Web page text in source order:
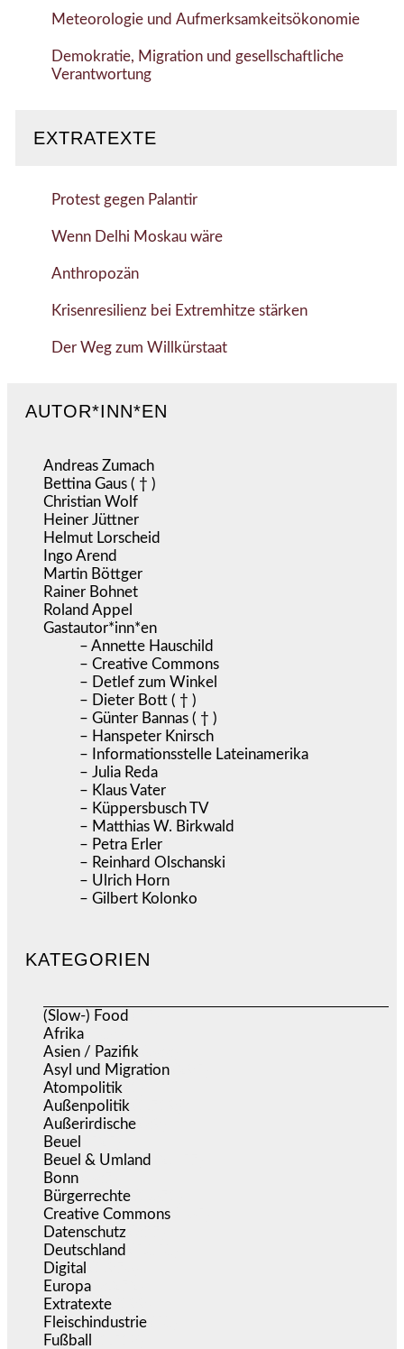
Meteorologie und Aufmerksamkeitsökonomie
Demokratie, Migration und gesellschaftliche
Verantwortung
EXTRATEXTE
Protest gegen Palantir
Wenn Delhi Moskau wäre
Anthropozän
Krisenresilienz bei Extremhitze stärken
Der Weg zum Willkürstaat
AUTOR*INN*EN
Andreas Zumach
Bettina Gaus ( † )
Christian Wolf
Heiner Jüttner
Helmut Lorscheid
Ingo Arend
Martin Böttger
Rainer Bohnet
Roland Appel
Gastautor*inn*en
– Annette Hauschild
– Creative Commons
– Detlef zum Winkel
– Dieter Bott ( † )
– Günter Bannas ( † )
– Hanspeter Knirsch
– Informationsstelle Lateinamerika
– Julia Reda
– Klaus Vater
– Küppersbusch TV
– Matthias W. Birkwald
– Petra Erler
– Reinhard Olschanski
– Ulrich Horn
– Gilbert Kolonko
KATEGORIEN
(Slow-) Food
Afrika
Asien / Pazifik
Asyl und Migration
Atompolitik
Außenpolitik
Außerirdische
Beuel
Beuel & Umland
Bonn
Bürgerrechte
Creative Commons
Datenschutz
Deutschland
Digital
Europa
Extratexte
Fleischindustrie
Fußball